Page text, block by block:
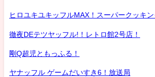
ヒロユキユキッフルMAX！スーパークッキン
徹夜DEテツヤッフル!！レトロ館2号店！
剛Q超児ともっふる！
ヤナッフル ゲームだいすき6！放送局